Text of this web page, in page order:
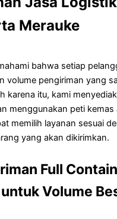
Merauke
bahwa setiap
volume pengiriman yang
karena itu, kami
menggunakan peti kemas
memilih layanan sesuai
yang akan dikirimkan.
Full
untuk Volume